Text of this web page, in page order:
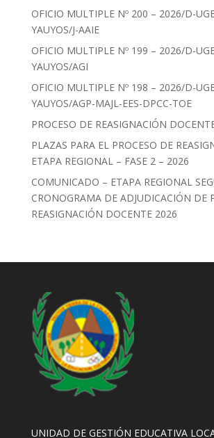
OFICIO MULTIPLE Nº 200 – 2026/D-
YAUYOS/J-AAIE
OFICIO MULTIPLE Nº 199 – 2026/D-
YAUYOS/AGI
OFICIO MULTIPLE Nº 198 – 2026/D-
YAUYOS/AGP-MAJL-EES-DPCC-TOE
PROCESO DE REASIGNACIÓN
PLAZAS PARA EL PROCESO DE
ETAPA REGIONAL – FASE 2 – 2026
COMUNICADO – ETAPA REGIONAL
CRONOGRAMA DE ADJUDICACIÓN DE
REASIGNACIÓN DOCENTE 2026
UNIDAD DE GESTIÓN EDUCATIVA